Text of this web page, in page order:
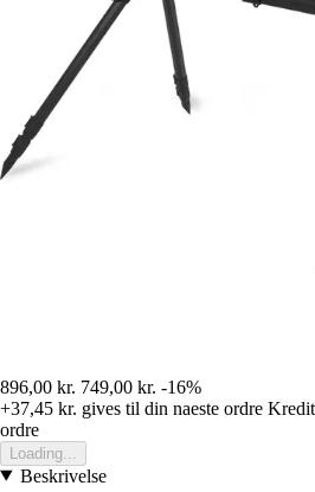
896,00 kr. 749,00 kr. -16%
+37,45 kr. gives til din naeste ordre
ordre
Loading...
Beskrivelse